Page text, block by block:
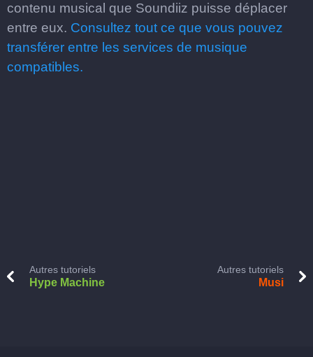
contenu musical que Soundiiz puisse déplacer
entre eux. Consultez tout ce que vous pouvez
transférer entre les services de musique
compatibles.
Autres tutoriels
Hype Machine
Autres tutoriels
Musi